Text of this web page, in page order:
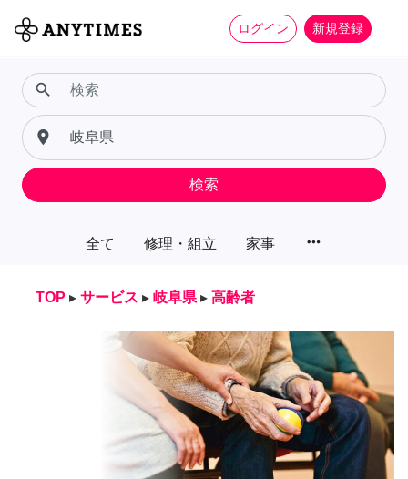
ログイン 新規登録
全て 修理・組立 家事 more_horiz
search
place
検索
TOP ▸ サービス ▸ 岐阜県 ▸ 高齢者